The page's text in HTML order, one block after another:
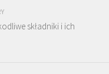
składniki i ich